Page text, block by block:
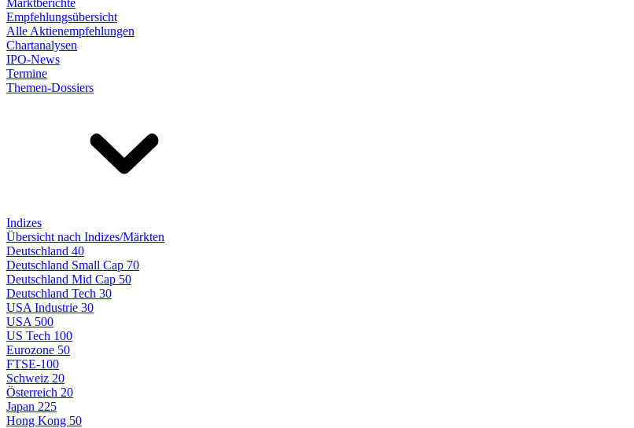
Marktberichte
Empfehlungsübersicht
Alle Aktienempfehlungen
Chartanalysen
IPO-News
Termine
Themen-Dossiers
Indizes
Übersicht nach Indizes/Märkten
Deutschland 40
Deutschland Small Cap 70
Deutschland Mid Cap 50
Deutschland Tech 30
USA Industrie 30
USA 500
US Tech 100
Eurozone 50
FTSE-100
Schweiz 20
Österreich 20
Japan 225
Hong Kong 50